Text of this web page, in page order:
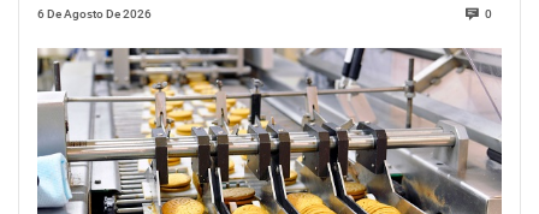
6 De Agosto De 2026 0